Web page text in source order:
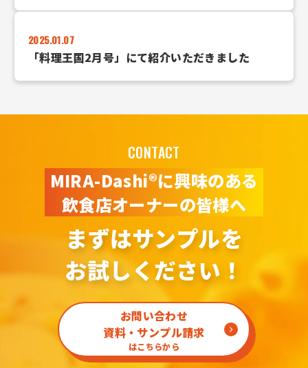
2025.01.07
「料理王国2月号」にて紹介いただきました
CONTACT
MIRA-Dashi®に興味のある
飲食店オーナーの皆様へ
まずはサンプルを
お試しください！
お問い合わせ
資料・サンプル請求
はこちらから